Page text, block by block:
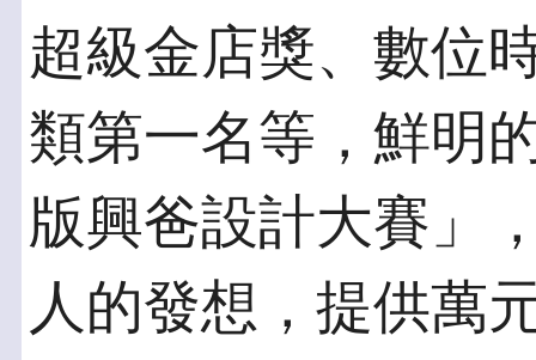
超級金店獎、數位
類第一名等，鮮明
版興爸設計大賽」
人的發想，提供萬